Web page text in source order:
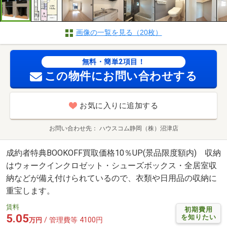
画像の一覧を見る（20枚）
無料・簡単2項目！
この物件にお問い合わせする
お気に入りに追加する
お問い合わせ先 ハウスコム静岡（株）沼津店
成約者特典BOOKOFF買取価格10％UP(景品限度額内) 収納
はウォークインクロゼット・シューズボックス・全居室収
納などが備え付けられているので、衣類や日用品の収納に
重宝します。
初期費用
を知りたい
賃料
5.05万円 / 管理費等 4100円